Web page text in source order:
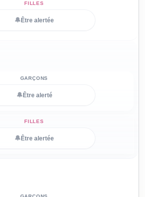
🔔 Être alertée
🔔 Être alerté
🔔 Être alertée